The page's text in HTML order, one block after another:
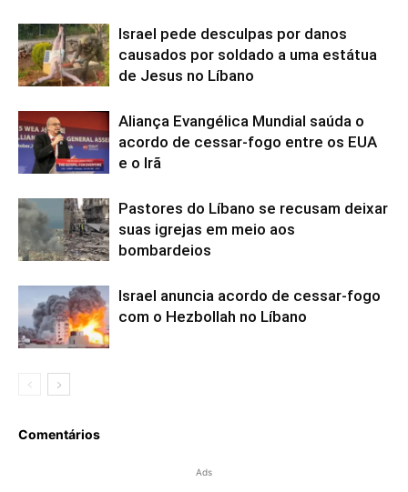
Israel pede desculpas por danos
causados ​​por soldado a uma estátua
de Jesus no Líbano
Aliança Evangélica Mundial saúda o
acordo de cessar-fogo entre os EUA
e o Irã
Pastores do Líbano se recusam deixar
suas igrejas em meio aos
bombardeios
Israel anuncia acordo de cessar-fogo
com o Hezbollah no Líbano
Comentários
Ads